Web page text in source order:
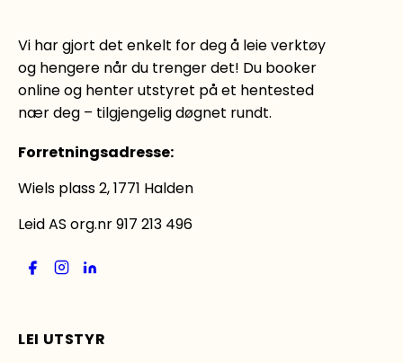
Vi har gjort det enkelt for deg å leie verktøy
og hengere når du trenger det! Du booker
online og henter utstyret på et hentested
nær deg – tilgjengelig døgnet rundt.
Forretningsadresse:
Wiels plass 2, 1771 Halden
Leid AS org.nr 917 213 496
LEI UTSTYR